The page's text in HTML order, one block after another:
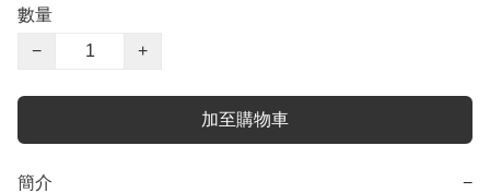
數量
−
+
加至購物車
簡介 −